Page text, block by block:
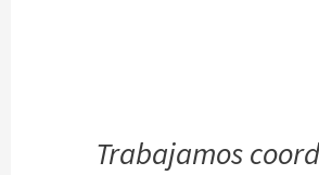
Trabajamos